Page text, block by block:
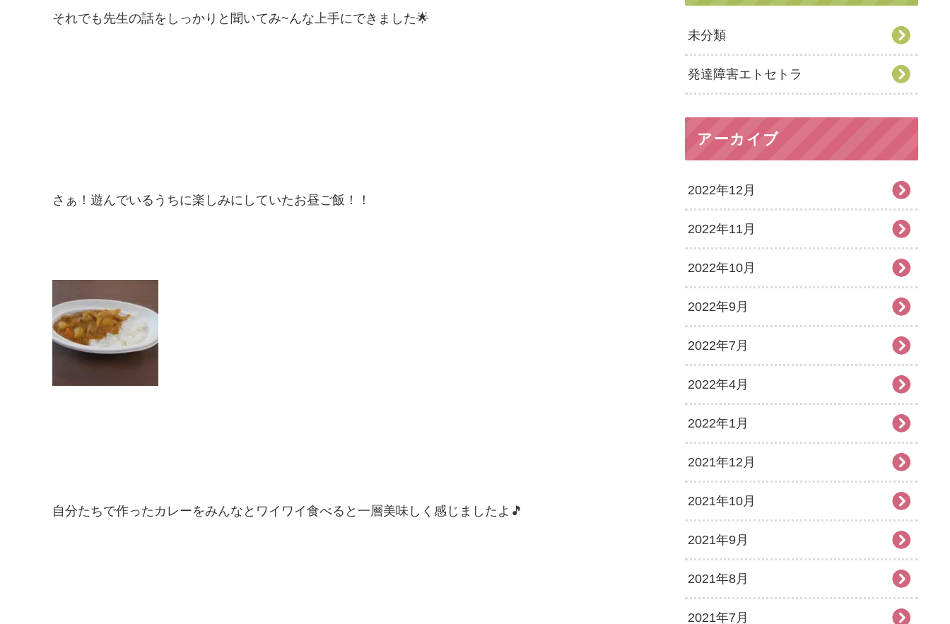
それでも先生の話をしっかりと聞いてみ~んな上手にできました🌟
さぁ！遊んでいるうちに楽しみにしていたお昼ご飯！！
自分たちで作ったカレーをみんなとワイワイ食べると一層美味しく感じましたよ🎵
未分類
発達障害エトセトラ
アーカイブ
2022年12月
2022年11月
2022年10月
2022年9月
2022年7月
2022年4月
2022年1月
2021年12月
2021年10月
2021年9月
2021年8月
2021年7月